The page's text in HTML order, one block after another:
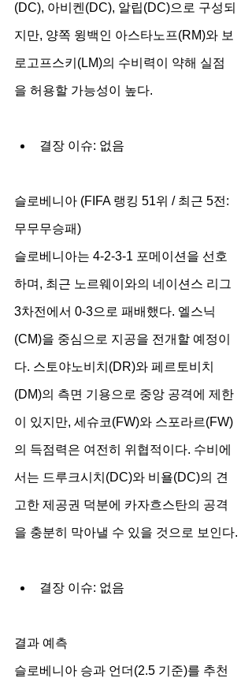
(DC), 아비켄(DC), 알립(DC)으로 구성되
지만, 양쪽 윙백인 아스타노프(RM)와 보
로고프스키(LM)의 수비력이 약해 실점
을 허용할 가능성이 높다.
결장 이슈: 없음
슬로베니아 (FIFA 랭킹 51위 / 최근 5전:
무무무승패)
슬로베니아는 4-2-3-1 포메이션을 선호
하며, 최근 노르웨이와의 네이션스 리그
3차전에서 0-3으로 패배했다. 엘스닉
(CM)을 중심으로 지공을 전개할 예정이
다. 스토야노비치(DR)와 페르토비치
(DM)의 측면 기용으로 중앙 공격에 제한
이 있지만, 세슈코(FW)와 스포라르(FW)
의 득점력은 여전히 위협적이다. 수비에
서는 드루크시치(DC)와 비욜(DC)의 견
고한 제공권 덕분에 카자흐스탄의 공격
을 충분히 막아낼 수 있을 것으로 보인다.
결장 이슈: 없음
결과 예측
슬로베니아 승과 언더(2.5 기준)를 추천